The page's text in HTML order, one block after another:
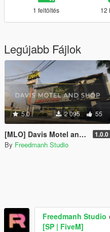
1 feltöltés 12
Legújabb Fájlok
5.0 2 095 55
[MLO] Davis Motel and Shop [SP | FiveM] 1.0.0
By Freedmanh Studio
Freedmanh Studio
[SP | FiveM]